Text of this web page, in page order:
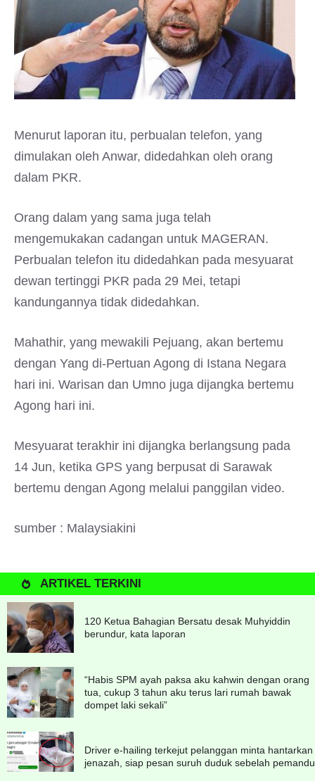
Menurut laporan itu, perbualan telefon, yang
dimulakan oleh Anwar, didedahkan oleh orang
dalam PKR.
Orang dalam yang sama juga telah
mengemukakan cadangan untuk MAGERAN.
Perbualan telefon itu didedahkan pada mesyuarat
dewan tertinggi PKR pada 29 Mei, tetapi
kandungannya tidak didedahkan.
Mahathir, yang mewakili Pejuang, akan bertemu
dengan Yang di-Pertuan Agong di Istana Negara
hari ini. Warisan dan Umno juga dijangka bertemu
Agong hari ini.
Mesyuarat terakhir ini dijangka berlangsung pada
14 Jun, ketika GPS yang berpusat di Sarawak
bertemu dengan Agong melalui panggilan video.
sumber : Malaysiakini
ARTIKEL TERKINI
120 Ketua Bahagian Bersatu desak Muhyiddin
berundur, kata laporan
“Habis SPM ayah paksa aku kahwin dengan orang
tua, cukup 3 tahun aku terus lari rumah bawak
dompet laki sekali”
Driver e-hailing terkejut pelanggan minta hantarkan
jenazah, siap pesan suruh duduk sebelah pemandu